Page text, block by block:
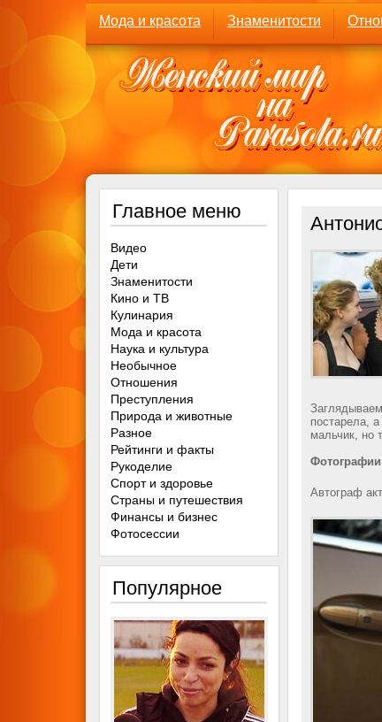
Мода и красота Знаменитости
постарела,
мальчик, но
Автограф
Главное меню
Видео
Дети
Знаменитости
Кино и ТВ
Кулинария
Мода и красота
Наука и культура
Необычное
Отношения
Преступления
Природа и животные
Разное
Рейтинги и факты
Рукоделие
Спорт и здоровье
Страны и путешествия
Финансы и бизнес
Фотосессии
Популярное